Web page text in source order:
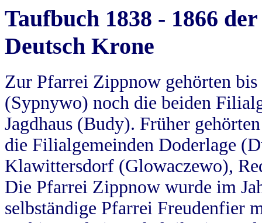
Taufbuch 1838 - 1866
Deutsch Krone
Zur Pfarrei Zippnow gehörten
(Sypnywo) noch die beiden
Jagdhaus (Budy). Früher
die Filialgemeinden Doderlage
Klawittersdorf (Glowaczewo),
Die Pfarrei Zippnow wurde im
selbständige Pfarrei Freudenfier